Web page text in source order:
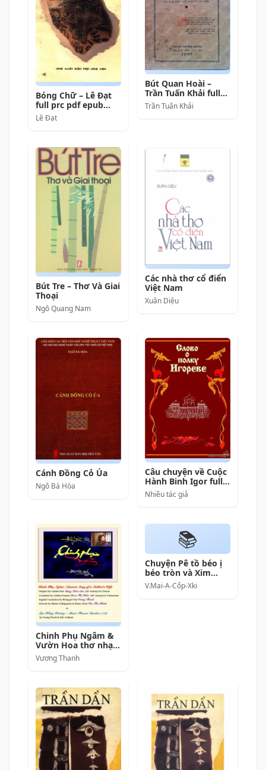
Bóng Chữ – Lê Đạt
full prc pdf epub
azw3 [Thơ Ca]
Lê Đạt
Bút Quan Hoài –
Trần Tuấn Khải full
mobi pdf epub azw3
[Thơ Ca]
Trần Tuấn Khải
Bút Tre – Thơ Và Giai
Thoại
Ngô Quang Nam
Các nhà thơ cổ điển
Việt Nam
Xuân Diệu
Cánh Đồng Cỏ Úa
Ngô Bá Hòa
Câu chuyện về Cuộc
Hành Binh Igor full
prc pdf epub azw3
[Thơ]
Nhiều tác giả
Chinh Phụ Ngâm &
Vườn Hoa thơ nhạc
Lạc Hồng
Vương Thanh
📚
Chuyện Pê tồ béo ị
béo tròn và Xim
mảnh dẻ dáng thon
thon
V.Mai-A-Cốp-Xki